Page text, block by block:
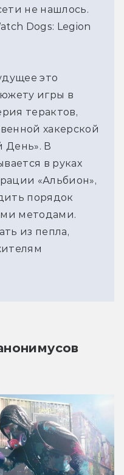
не нашлось.
Dogs: Legion
это
игры в
терактов,
хакерской
День». В
в руках
«Альбион»,
порядок
методами.
из пепла,